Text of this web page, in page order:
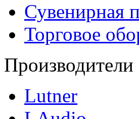
Сувенирная
Торговое
Производители
Lutner